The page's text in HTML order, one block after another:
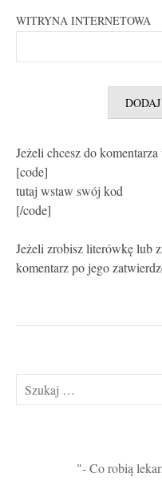
WITRYNA INTERNETOWA
Jeżeli chcesz do
[code]
tutaj wstaw swój kod
[/code]
Jeżeli zrobisz literówkę lub
komentarz po jego
Szukaj:
- Co robią